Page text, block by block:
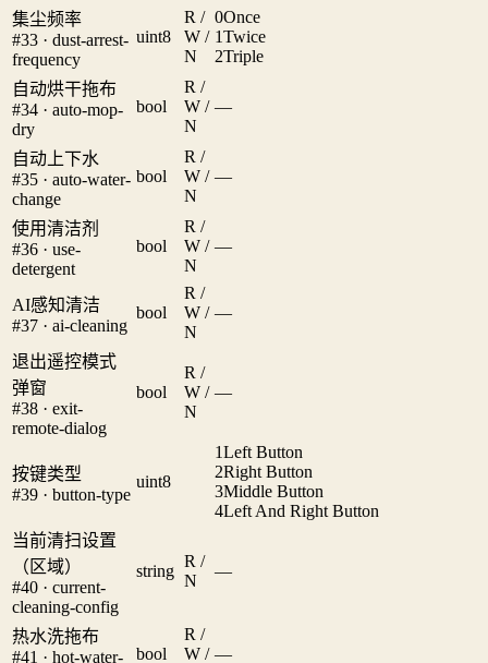
集尘频率
#33 · dust-arrest-
frequency
uint8
R /
W /
N
0Once
1Twice
2Triple
自动烘干拖布
#34 · auto-mop-
dry
bool
R /
W /
N
—
自动上下水
#35 · auto-water-
change
bool
R /
W /
N
—
使用清洁剂
#36 · use-
detergent
bool
R /
W /
N
—
AI感知清洁
#37 · ai-cleaning
bool
R /
W /
N
—
退出遥控模式
弹窗
#38 · exit-
remote-dialog
bool
R /
W /
N
—
按键类型
#39 · button-type
uint8
1Left Button
2Right Button
3Middle Button
4Left And Right Button
当前清扫设置
（区域）
#40 · current-
cleaning-config
string
R /
N
—
热水洗拖布
#41 · hot-water-
bool
R /
W / —